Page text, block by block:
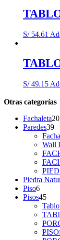
S/54.61
S/49.15
Otras categorías
Fachaleta20
Paredes3939
Wall
Piedra
Piso66
Pisos4545